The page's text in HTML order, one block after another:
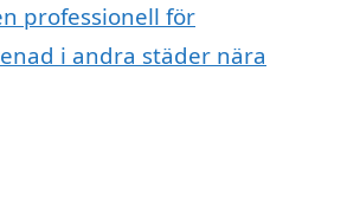
professionell för
i andra städer nära